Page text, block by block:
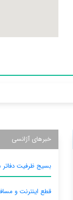
خبرهای آژانسی
بسیج ظرفیت دفاتر
قطع اینترنت و